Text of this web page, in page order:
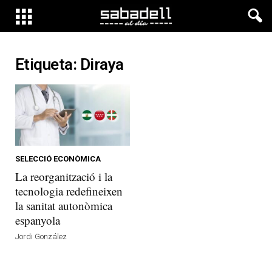
Etiqueta: Diraya
SELECCIÓ ECONÒMICA
La reorganització i la
tecnologia redefineixen
la sanitat autonòmica
espanyola
Jordi González